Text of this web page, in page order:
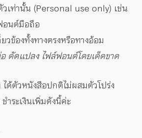
เท่านั้น (Personal use only) เช่น
อนต์มือถือ
วข้องทั้งทางตรงหรือทางอ้อม
ดัดแปลง ไฟล์ฟอนต์โดยเด็ดขาด
ด้ตัวหนังสือปกติไม่ผสมตัวโปร่ง
ำระเงินเพิ่มดังนี้ค่ะ